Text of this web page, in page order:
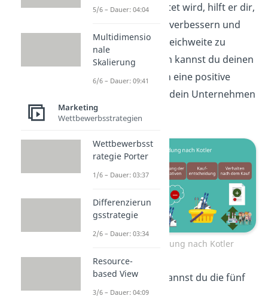
weiterverbreitet wird, hilft er dir,
das Image zu verbessern und
eine höhere Reichweite zu
erhalten. Auch kannst du deinen
Kunden durch eine positive
Erfahrung an dein Unternehmen
Kaufentscheidung nach Kotler
In dieser Grafik kannst du die fünf
5/6 – Dauer: 04:04
Multidimensio
nale
Skalierung
6/6 – Dauer: 09:41
Marketing
Wettbewerbsstrategien
Wettbewerbsst
rategie Porter
1/6 – Dauer: 03:37
Differenzierun
gsstrategie
2/6 – Dauer: 03:34
Resource-
based View
3/6 – Dauer: 04:09